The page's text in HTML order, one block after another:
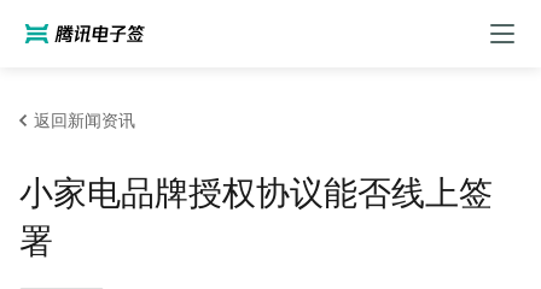
返回新闻资讯
小家电品牌授权协议能否线上签
署